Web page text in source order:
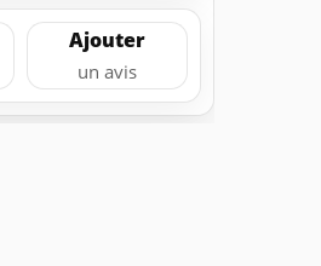
Ajouter
un avis